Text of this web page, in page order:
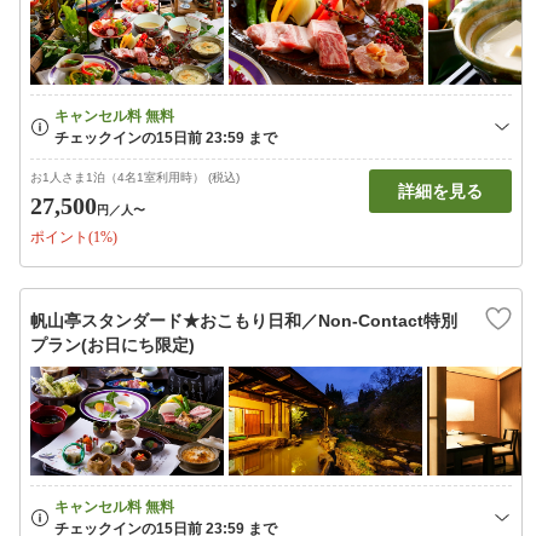
お1人さま1泊（4名1室利用時） (税込)
27,500円 ／人〜
ポイント(1%)
詳細を見る
帆山亭スタンダード★おこもり日和／Non-Contact特別
プラン(お日にち限定)